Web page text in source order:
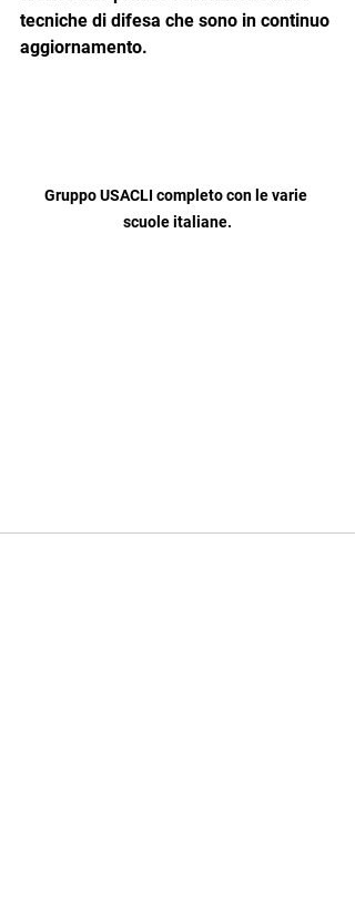
tecniche di difesa che sono in continuo
aggiornamento.
Gruppo USACLI completo con le varie
scuole italiane.